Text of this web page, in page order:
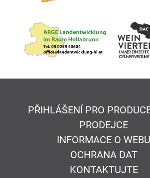
PŘIHLÁŠENÍ PRO
PRODEJCE
INFORMACE O WEBU
OCHRANA DAT
KONTAKTUJTE